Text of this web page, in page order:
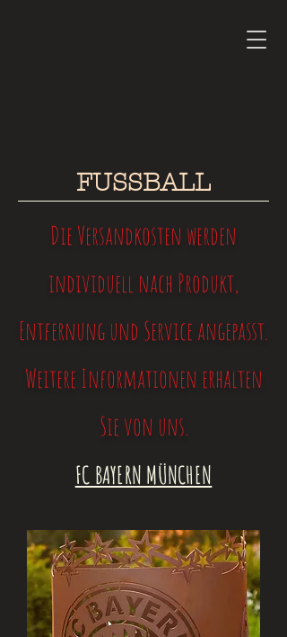
FUSSBALL
Die Versandkosten werden
individuell nach Produkt,
Entfernung und Service angepasst.
Weitere Informationen erhalten
Sie von uns.
FC BAYERN MÜNCHEN